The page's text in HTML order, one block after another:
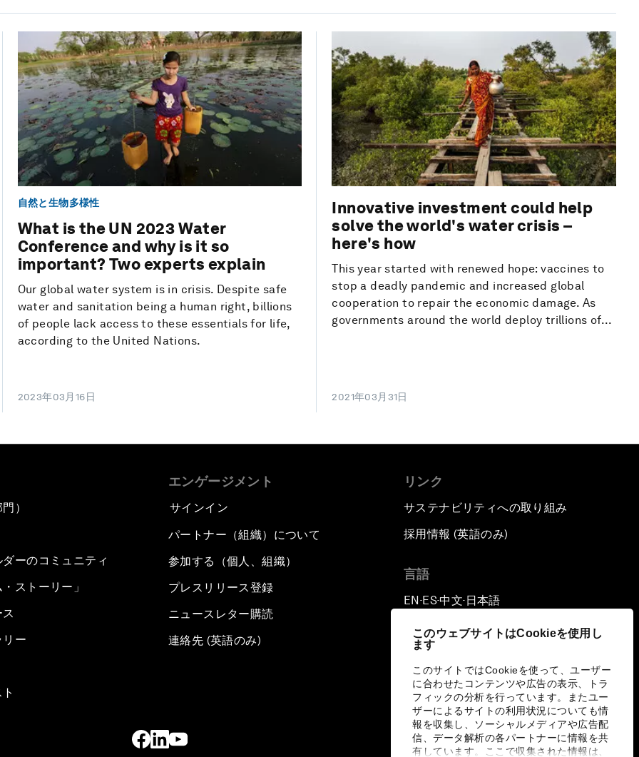
このウェブサイトはCookieを使用し
ます
このサイトではCookieを使って、ユーザー
に合わせたコンテンツや広告の表示、トラ
フィックの分析を行っています。またユー
ザーによるサイトの利用状況についても情
報を収集し、ソーシャルメディアや広告配
信、データ解析の各パートナーに情報を共
有しています。ここで収集された情報は、
自然と生物多様性
What is the UN 2023 Water
Conference and why is it so
important? Two experts explain
Our global water system is in crisis. Despite safe
water and sanitation being a human right, billions
of people lack access to these essentials for life,
according to the United Nations.
2023年03月16日
Innovative investment could help
solve the world's water crisis –
here's how
This year started with renewed hope: vaccines to
stop a deadly pandemic and increased global
cooperation to repair the economic damage. As
governments around the world deploy trillions of...
2021年03月31日
）
ーのコミュニティ
ストーリー」
ー
エンゲージメント
サインイン
パートナー（組織）について
参加する（個人、組織）
プレスリリース登録
ニュースレター購読
連絡先 (英語のみ)
リンク
サステナビリティへの取り組み
採用情報 (英語のみ)
言語
EN ▪ ES▪中文▪ 日本語